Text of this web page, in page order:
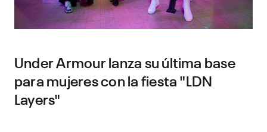
Under Armour lanza su última base
para mujeres con la fiesta "LDN
Layers"